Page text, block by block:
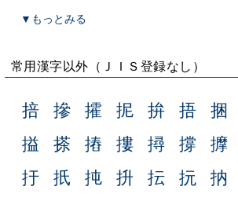
▼もっとみる
常用漢字以外（ＪＩＳ登録なし）
掊 摻 攉 抳 拚 捂 捆
搤
搽 摏 摟 撏 撐 擵
扜
扺 扽 抍 抎 抏 抐